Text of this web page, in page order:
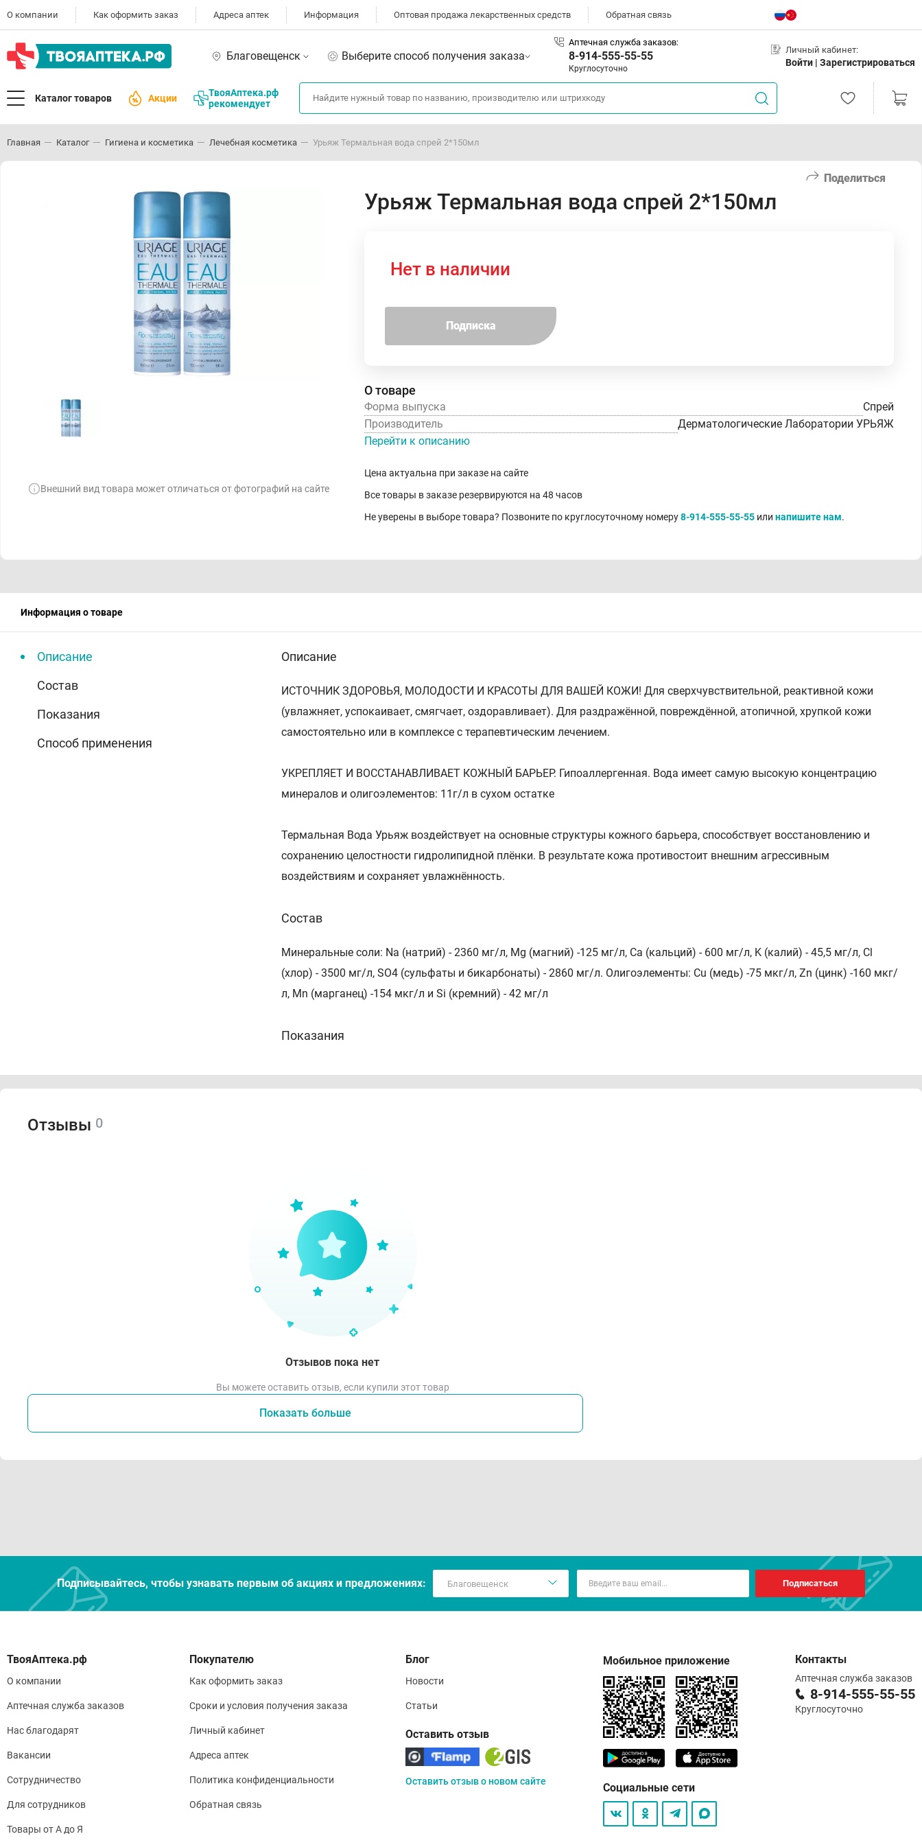
О компании Как оформить заказ Адреса аптек Информация Оптовая продажа лекарственных средств Обратная связь
Благовещенск Выберите способ получения заказа
Аптечная служба заказов:
8-914-555-55-55
Круглосуточно
Личный кабинет:
Войти | Зарегистрироваться
Каталог товаров Акции
ТвояАптека.рф
рекомендует
Главная Каталог Гигиена и косметика Лечебная косметика Урьяж Термальная вода спрей 2*150мл
Поделиться
Внешний вид товара может отличаться от фотографий на сайте
Урьяж Термальная вода спрей 2*150мл
Нет в наличии
Подписка
О товаре
Форма выпуска
Спрей
Производитель
Дерматологические Лаборатории УРЬЯЖ
Перейти к описанию
Цена актуальна при заказе на сайте
Все товары в заказе резервируются на 48 часов
Не уверены в выборе товара? Позвоните по круглосуточному номеру8-914-555-55-55 или напишите нам.
Информация о товаре
Описание
Состав
Показания
Способ применения
Описание
ИСТОЧНИК ЗДОРОВЬЯ, МОЛОДОСТИ И КРАСОТЫ ДЛЯ ВАШЕЙ КОЖИ! Для сверхчувствительной, реактивной кожи
(увлажняет, успокаивает, смягчает, оздоравливает). Для раздражённой, повреждённой, атопичной, хрупкой кожи
самостоятельно или в комплексе с терапевтическим лечением.
УКРЕПЛЯЕТ И ВОССТАНАВЛИВАЕТ КОЖНЫЙ БАРЬЕР. Гипоаллергенная. Вода имеет самую высокую концентрацию
минералов и олигоэлементов: 11г/л в сухом остатке
Термальная Вода Урьяж воздействует на основные структуры кожного барьера, способствует восстановлению и
сохранению целостности гидролипидной плёнки. В результате кожа противостоит внешним агрессивным
воздействиям и сохраняет увлажнённость.
Состав
Минеральные соли: Na (натрий) - 2360 мг/л, Mg (магний) -125 мг/л, Ca (кальций) - 600 мг/л, K (калий) - 45,5 мг/л, Cl
(хлор) - 3500 мг/л, SO4 (сульфаты и бикарбонаты) - 2860 мг/л. Олигоэлементы: Cu (медь) -75 мкг/л, Zn (цинк) -160 мкг/
л, Mn (марганец) -154 мкг/л и Si (кремний) - 42 мг/л
Показания
Подходит для: Взрослые, дети, новорожденные
промакать её после распыления на кожу. Просто позвольте ей впитаться. Таким образом все активные компоненты
смогут проникнуть в кожу.
Отзывы 0
Отзывов пока нет
Вы можете оставить отзыв, если купили этот товар
Показать больше
Подписывайтесь, чтобы узнавать первым об акцияx и предложениях: Подписаться
О компании
Аптечная служба заказов
Нас благодарят
Вакансии
Сотрудничество
Для сотрудников
Товары от А до Я
Покупателю
Как оформить заказ
Сроки и условия получения заказа
Личный кабинет
Адреса аптек
Политика конфиденциальности
Обратная связь
Блог
Новости
Статьи
Оставить отзыв
Оставить отзыв о новом сайте
Мобильное приложение
Социальные сети
Контакты
Аптечная служба заказов
8-914-555-55-55
Круглосуточно